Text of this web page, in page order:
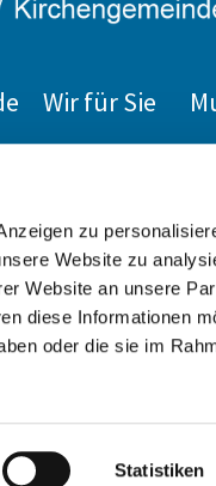
zu
Website zu
Website an unsere
diese Informationen
oder die sie im
Statistiken
Wir für Sie